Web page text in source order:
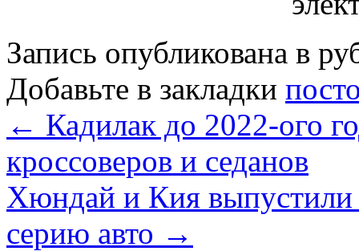
Запись опубликована в
Добавьте в закладки
← Кадилак до 2022-ого
кроссоверов и седанов
Хюндай и Кия
серию авто →